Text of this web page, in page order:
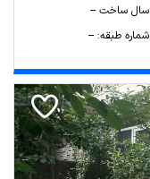
سال ساخت --
شماره طبقه: --